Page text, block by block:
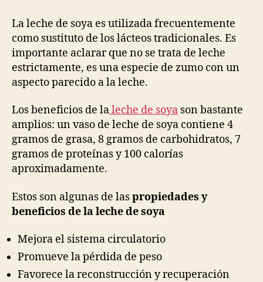
La leche de soya es utilizada frecuentemente
como sustituto de los lácteos tradicionales. Es
importante aclarar que no se trata de leche
estrictamente, es una especie de zumo con un
aspecto parecido a la leche.
Los beneficios de laleche de soya son bastante
amplios: un vaso de leche de soya contiene 4
gramos de grasa, 8 gramos de carbohidratos, 7
gramos de proteínas y 100 calorías
aproximadamente.
Estos son algunas de laspropiedades y
beneficios de la leche de soya
Mejora el sistema circulatorio
Promueve la pérdida de peso
Favorece la reconstrucción y recuperación